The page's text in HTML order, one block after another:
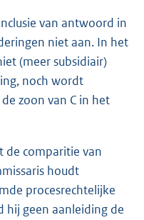
van antwoord in
niet aan. In het
(meer subsidiair)
noch wordt
zoon van C in het
comparitie van
houdt
procesrechtelijke
hij geen aanleiding de